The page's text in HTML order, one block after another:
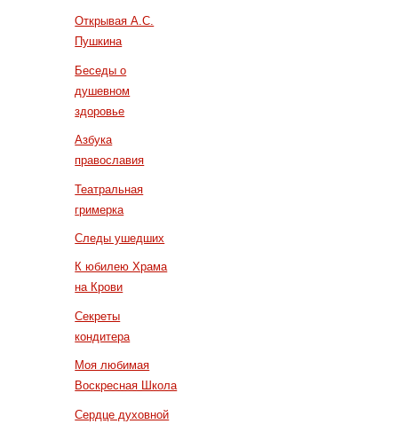
Открывая А.С.
Пушкина
Беседы о
душевном
здоровье
Азбука
православия
Театральная
гримерка
Следы ушедших
К юбилею Храма
на Крови
Секреты
кондитера
Моя любимая
Воскресная Школа
Сердце духовной